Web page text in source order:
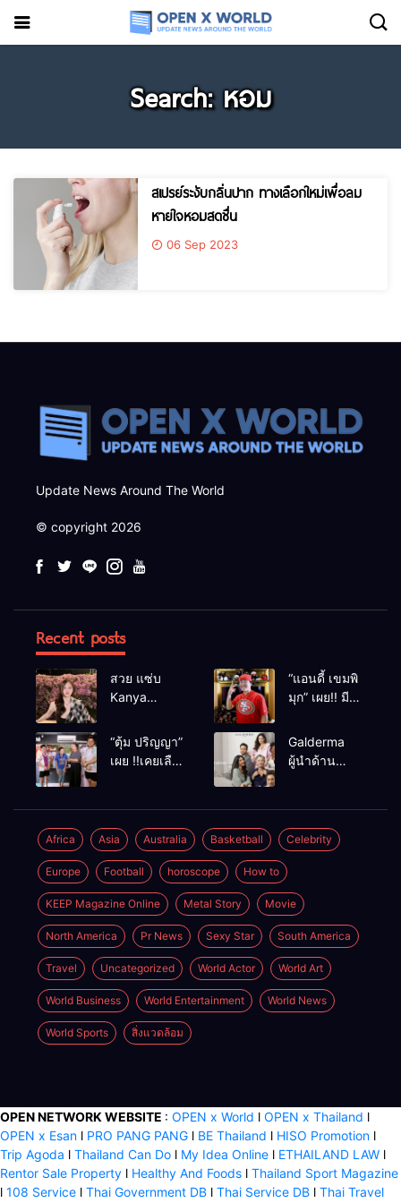
Search: หอม
สเปรย์ระงับกลิ่นปาก ทางเลือกใหม่เพื่อลม
หายใจหอมสดชื่น
06 Sep 2023
Update News Around The World
© copyright 2026
Recent posts
สวย แซ่บ
Kanya
“แอนดี้ เขมพิ
มุก” เผย!! มี
ร้าย หลังเคย
เฉียดตายมา
ก่อน
“ตุ้ม ปริญญา”
เผย !!เคยเลือด
Galderma
ผู้นำด้าน
ผลิตภัณฑ์สู่ผิว
ที่งดงามเป็น
Africa Asia Australia Basketball Celebrity
Europe Football horoscope How to
KEEP Magazine Online Metal Story Movie
North America Pr News Sexy Star South America
Travel Uncategorized World Actor World Art
World Business World Entertainment World News
World Sports สิ่งแวดล้อม
OPEN NETWORK WEBSITE : OPEN x World l OPEN x Thailand l
OPEN x Esan l PRO PANG PANG l BE Thailand l HISO Promotion l
Trip Agoda l Thailand Can Do l My Idea Online l ETHAILAND LAW l
Rentor Sale Property l Healthy And Foods l Thailand Sport Magazine
l 108 Service l Thai Government DB l Thai Service DB l Thai Travel